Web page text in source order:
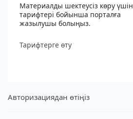
Материалды шектеусіз көру үшін
тарифтері бойынша порталға
жазылушы болыңыз.
Тарифтерге өту
Авторизациядан өтіңіз